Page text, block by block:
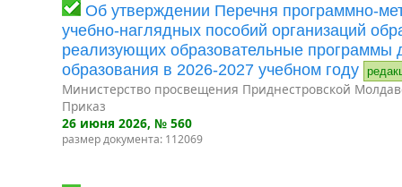
Об утверждении Перечня программно-
учебно-наглядных пособий организаций
реализующих образовательные программы
образования в 2026-2027 учебном году
Министерство просвещения Приднестровской
Приказ
26 июня 2026, № 560
размер документа: 112069